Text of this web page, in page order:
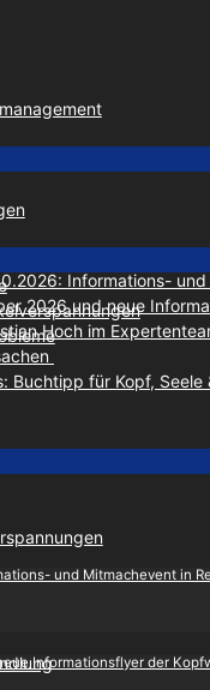
Informations-
2026 und neue
Hoch im
Buchtipp für Kopf, Seele
und Mitmachevent in
Informationsflyer der